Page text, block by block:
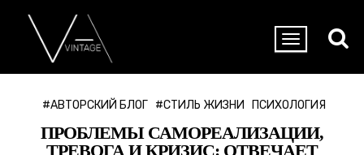
#АВТОРСКИЙ БЛОГ #СТИЛЬ ЖИЗНИ ПСИХОЛОГИЯ
ПРОБЛЕМЫ САМОРЕАЛИЗАЦИИ,
ТРЕВОГА И КРИЗИС: ОТВЕЧАЕТ